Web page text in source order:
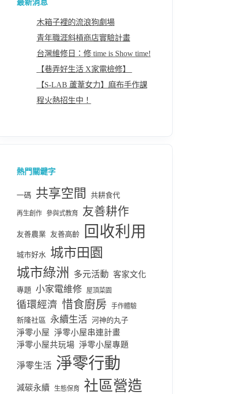
最新消息
木箱子裡的流浪狗劇場
青年職涯斜槓商店實驗計畫
台灣維修日：修 time is Show time!
【巷弄好生活 X家電檢修】 ​
【S-LAB 蘆葦女力】麻布手作課
程火熱招生中！
熱門關鍵字
一碼 共享空間 共耕食代
再生創作 參與式教育 友善耕作
友善農業 友善高齡 回收利用
城市好水
城市田園
城市綠洲
多元活動 客家文化
專題 小家電維修 屋頂菜園
循環經濟 惜食廚房 手作體驗
新隆社區 永續生活 河神的丸子
淨零小屋 淨零小屋串連計畫
淨零小屋共玩場 淨零小屋專題
淨零生活 淨零行動
減碳永續 生態保育 社區營造